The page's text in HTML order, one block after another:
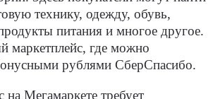
технику, одежду, обувь,
питания и многое другое.
маркетплейс, где можно
рублями СберСпасибо.
Мегамаркете требует